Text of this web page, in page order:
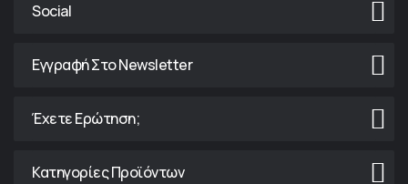
Social
Εγγραφή Στο Newsletter
Έχετε Ερώτηση;
Κατηγορίες Προϊόντων